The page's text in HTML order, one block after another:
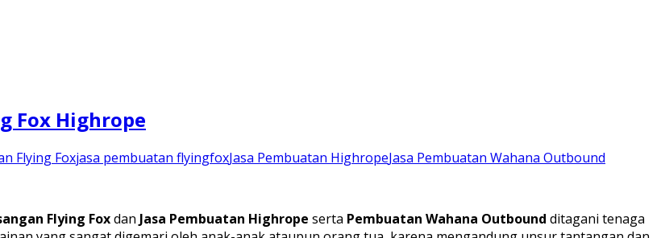
Fox Highrope
Flying Foxjasa pembuatan flyingfoxJasa Pembuatan HighropeJasa Pembuatan Wahana Outbound
Flying Foxdan Jasa Pembuatan Highrope serta Pembuatan Wahana Outbound ditagani tenaga